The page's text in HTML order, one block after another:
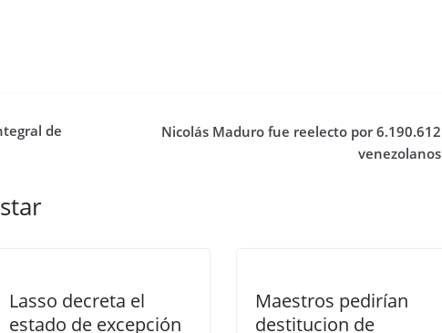
de
Nicolás Maduro fue reelecto por 6.190.612
venezolanos
Lasso decreta el
estado de excepción
Maestros pedirían
destitucion de